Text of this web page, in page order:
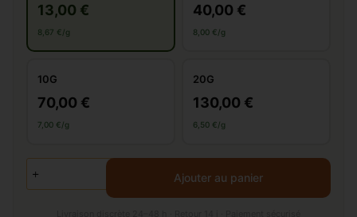
13,00 €
8,67 €/g
40,00 €
8,00 €/g
10G
70,00 €
7,00 €/g
20G
130,00 €
6,50 €/g
Ajouter au panier